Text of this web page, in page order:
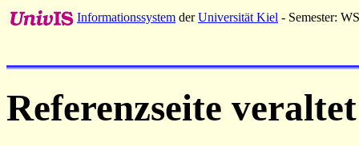
Informationssystem derUniversität Kiel - Semester:
Referenzseite veraltet